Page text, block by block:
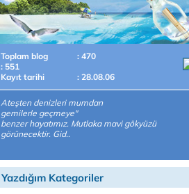
Toplam blog
: 470
: 551
Kayıt tarihi
: 28.08.06
Ateşten denizleri mumdan
gemilerle geçmeye"
benzer hayatımız. Mutlaka mavi gökyüzü
görünecektir. Gid..
Yazdığım Kategoriler